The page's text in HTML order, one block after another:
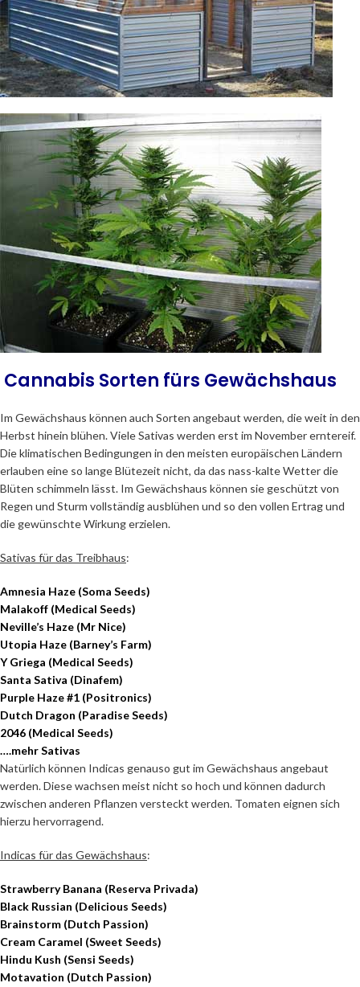
Cannabis Sorten fürs Gewächshaus
Im Gewächshaus können auch Sorten angebaut werden, die weit in den
Herbst hinein blühen. Viele Sativas werden erst im November erntereif.
Die klimatischen Bedingungen in den meisten europäischen Ländern
erlauben eine so lange Blütezeit nicht, da das nass-kalte Wetter die
Blüten schimmeln lässt. Im Gewächshaus können sie geschützt von
Regen und Sturm vollständig ausblühen und so den vollen Ertrag und
die gewünschte Wirkung erzielen.
Sativas für das Treibhaus:
Amnesia Haze (Soma Seeds)
Malakoff (Medical Seeds)
Neville’s Haze (Mr Nice)
Utopia Haze (Barney’s Farm)
Y Griega (Medical Seeds)
Santa Sativa (Dinafem)
Purple Haze #1 (Positronics)
Dutch Dragon (Paradise Seeds)
2046 (Medical Seeds)
….mehr Sativas
Natürlich können Indicas genauso gut im Gewächshaus angebaut
werden. Diese wachsen meist nicht so hoch und können dadurch
zwischen anderen Pflanzen versteckt werden. Tomaten eignen sich
hierzu hervorragend.
Indicas für das Gewächshaus:
Strawberry Banana (Reserva Privada)
Black Russian (Delicious Seeds)
Brainstorm (Dutch Passion)
Cream Caramel (Sweet Seeds)
Hindu Kush (Sensi Seeds)
Motavation (Dutch Passion)